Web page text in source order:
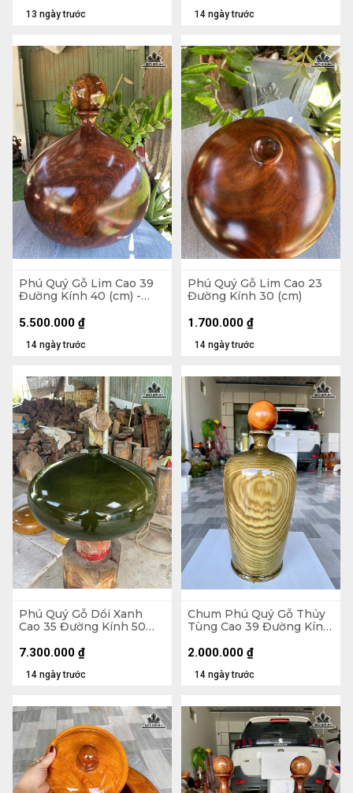
13 ngày trước 14 ngày trước
Phú Quý Gỗ Lim Cao 39
Đường Kính 40 (cm) -
14 ngày trước
5.500.000 ₫
Phú Quý Gỗ Lim Cao 23
Đường Kính 30 (cm)
14 ngày trước
1.700.000 ₫
Phú Quý Gỗ Dổi Xanh
Cao 35 Đường Kính 50
14 ngày trước
7.300.000 ₫
Chum Phú Quý Gỗ Thủy
Tùng Cao 39 Đường Kính
14 ngày trước
2.000.000 ₫